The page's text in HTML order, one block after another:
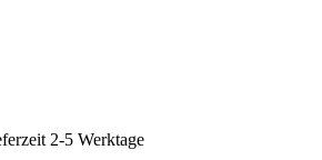
2-5 Werktage